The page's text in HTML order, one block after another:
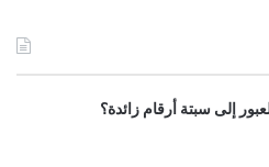
إلى سبتة أرقام زائدة؟